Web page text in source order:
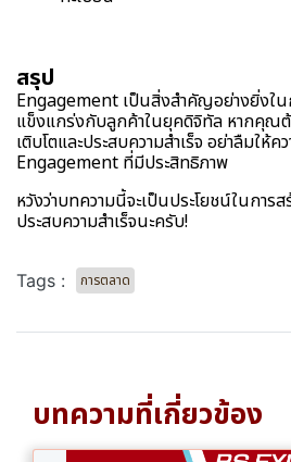
สรุป
Engagement เป็นสิ่งสำคัญอย่างยิ่งใ
แข็งแกร่งกับลูกค้าในยุคดิจิทัล หากคุณ
เติบโตและประสบความสำเร็จ อย่าลืมให้
Engagement ที่มีประสิทธิภาพ
หวังว่าบทความนี้จะเป็นประโยชน์ในกา
ประสบความสำเร็จนะครับ!
Tags : การตลาด
บทความที่เกี่ยวข้อง